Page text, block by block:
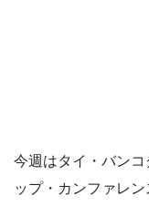
今週はタイ・バンコ
ップ・カンファレン